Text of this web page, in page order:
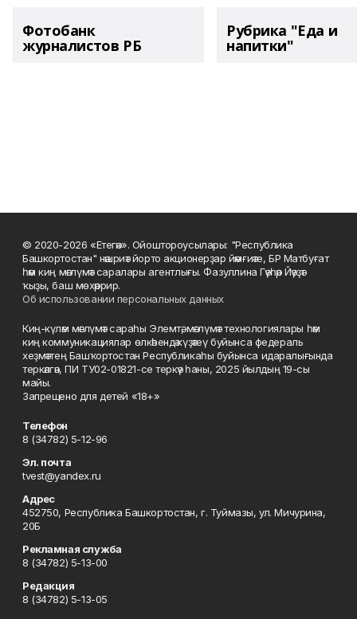
Фотобанк
журналистов РБ
Рубрика "Еда и
напитки"
© 2020-2026 «Етегән». Ойоштороусылары: "Республика
Башкортостан" нәшриәт йорто акционерҙар йәмғиәте, БР Матбуғат
һәм киң мәғлүмәт саралары агентлығы. Фазуллина Гәүһәр Йәүҙәт
ҡыҙы, баш мөхәррир.
Об использовании персональных данных
Киң-күләм мәғлүмәт сараһы Элемтә, мәғлүмәт технологиялары һәм
киң коммуникациялар өлкәһендә күҙәтеү буйынса федераль
хеҙмәттең Башҡортостан Республикаһы буйынса идаралығында
теркәлгән, ПИ ТУ02-01821-се теркәү һаны, 2025 йылдың 19-сы
майы.
Запрещено для детей «18+»
Телефон
8 (34782) 5-12-96
Эл. почта
tvest@yandex.ru
Адрес
452750, Республика Башкортостан, г. Туймазы, ул. Мичурина,
20Б
Рекламная служба
8 (34782) 5-13-00
Редакция
8 (34782) 5-13-05